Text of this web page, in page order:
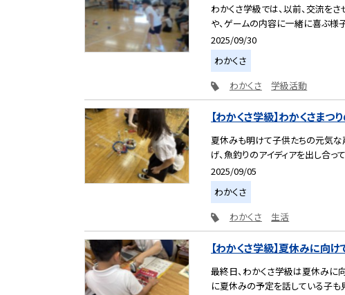
わかくさ学級では、以前、交流を
や、ゲームの内容に一緒に喜ぶ様
2025/09/30
わかくさ
わかくさ
学級活動
【わかくさ学級】わかくさまつ
夏休みも明けて子供たちの元気な
げ、魚釣りのアイディアを出し合っ
2025/09/05
わかくさ
わかくさ
生活
【わかくさ学級】夏休みに向け
最終日、わかくさ学級は夏休みに
に夏休みの予定を話している子も